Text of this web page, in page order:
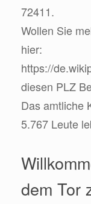
72411.
Wollen Sie
hier:
https://
diesen PLZ
Das amtliche
5.767 Leute
dem Tor